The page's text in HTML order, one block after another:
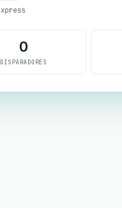
0
DISPARADORES